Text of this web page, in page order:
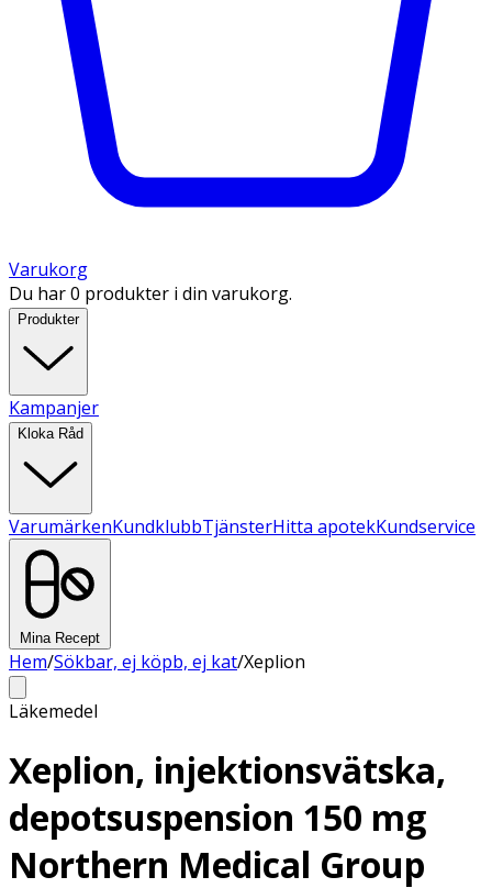
Varukorg
Du har 0 produkter i din varukorg.
Produkter
Kampanjer
Kloka Råd
VarumärkenKundklubbTjänsterHitta apotekKundservice
Mina Recept
Hem/Sökbar, ej köpb, ej kat/Xeplion
Läkemedel
Xeplion, injektionsvätska,
depotsuspension 150 mg
Northern Medical Group